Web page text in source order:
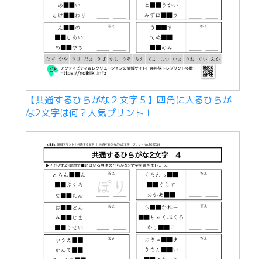
【共通するひらがな２文字５】四角に入るひらが
な2文字は何？人気プリント！